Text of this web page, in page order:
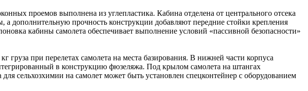
проемов выполнена из углепластика. Кабина отделена от центрального отсека
дополнительную прочность конструкции добавляют передние стойки крепления
кабины самолета обеспечивает выполнение условий «пассивной безопасности»
груза при перелетах самолета на места базирования. В нижней части корпуса
в конструкцию фюзеляжа. Под крылом самолета на штангах
сельхозхимии на самолет может быть установлен спецконтейнер с оборудованием